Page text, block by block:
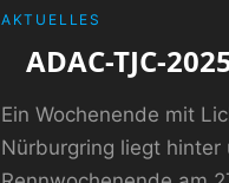
CATEGORIES
AKTUELLES
ADAC-TJC-
Ein Wochenende mit
Nürburgring liegt hinter